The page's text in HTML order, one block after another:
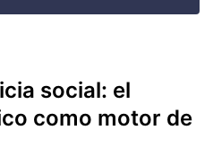
social: el
como motor de